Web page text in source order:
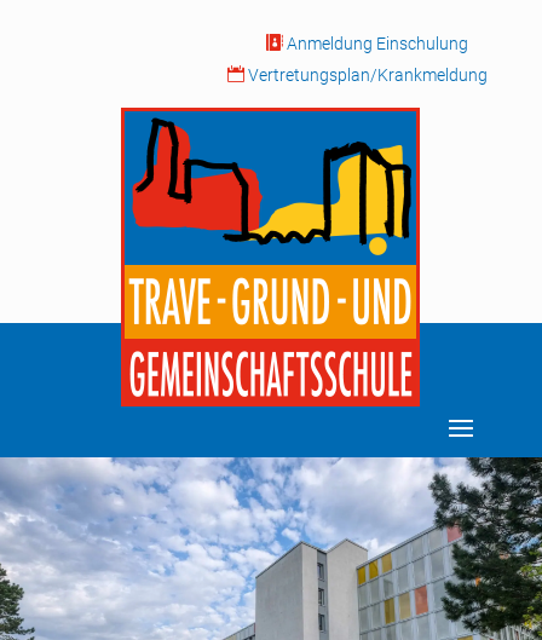
 Anmeldung Einschulung
 Vertretungsplan/Krankmeldung